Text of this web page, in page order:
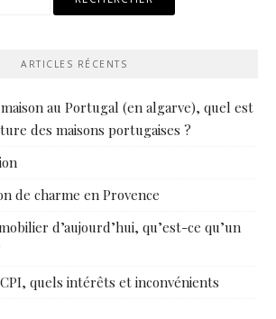
ARTICLES RÉCENTS
au Portugal (en algarve), quel est
des maisons portugaises ?
de charme en Provence
d’aujourd’hui, qu’est-ce qu’un
quels intérêts et inconvénients